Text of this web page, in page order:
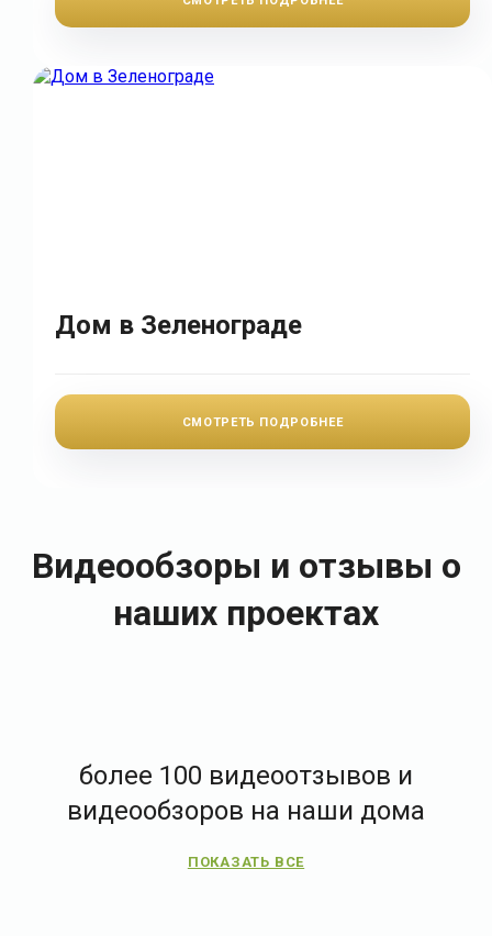
Дом в Зеленограде
СМОТРЕТЬ ПОДРОБНЕЕ
Видеообзоры и отзывы о
наших проектах
более 100 видеоотзывов и
видеообзоров на наши дома
ПОКАЗАТЬ ВСЕ